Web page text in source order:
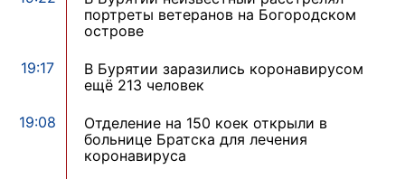
портреты ветеранов на Богородском
острове
19:17
В Бурятии заразились коронавирусом
ещё 213 человек
19:08
Отделение на 150 коек открыли в
больнице Братска для лечения
коронавируса